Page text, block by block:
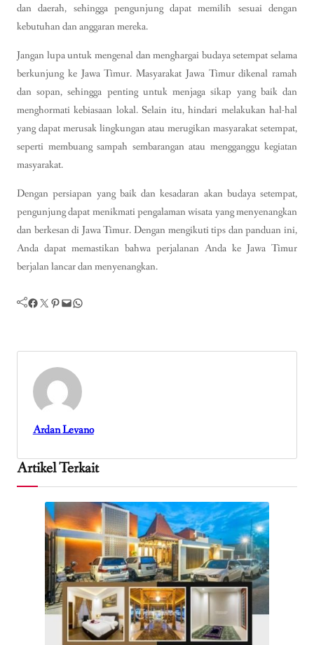
dan daerah, sehingga pengunjung dapat memilih sesuai dengan
kebutuhan dan anggaran mereka.
Jangan lupa untuk mengenal dan menghargai budaya setempat selama
berkunjung ke Jawa Timur. Masyarakat Jawa Timur dikenal ramah
dan sopan, sehingga penting untuk menjaga sikap yang baik dan
menghormati kebiasaan lokal. Selain itu, hindari melakukan hal-hal
yang dapat merusak lingkungan atau merugikan masyarakat setempat,
seperti membuang sampah sembarangan atau mengganggu kegiatan
masyarakat.
Dengan persiapan yang baik dan kesadaran akan budaya setempat,
pengunjung dapat menikmati pengalaman wisata yang menyenangkan
dan berkesan di Jawa Timur. Dengan mengikuti tips dan panduan ini,
Anda dapat memastikan bahwa perjalanan Anda ke Jawa Timur
berjalan lancar dan menyenangkan.
Facebook Twitter Pinterest Mail WhatsApp
Ardan Levano
Artikel Terkait